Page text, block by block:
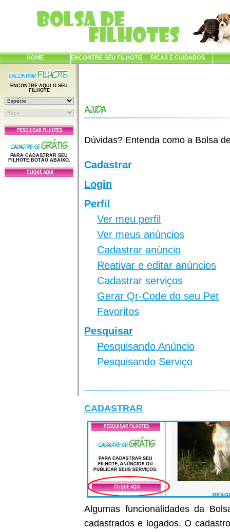
HOME ENCONTRE SEU FILHOTE DICAS E CUIDADOS
ENCONTRE AQUI O SEU
FILHOTE
PARA CADASTRAR SEU
FILHOTE,BOTÃO ABAIXO.
Dúvidas? Entenda como a Bolsa
Cadastrar
Login
Perfil
Ver meu perfil
Ver meus anúncios
Cadastrar anúncio
Reativar e editar anúncios
Cadastrar serviços
Gerar Qr-Code do seu Pet
Favoritos
Pesquisar
Pesquisando Anúncio
Pesquisando Serviço
CADASTRAR
Algumas funcionalidades da
cadastrados e logados. O